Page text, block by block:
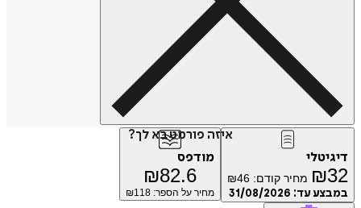
איזה פורמט בא לך?
דיגיטלי
₪32 מחיר קודם: ₪46
במבצע עד: 31/08/2026
מודפס
₪82.6
מחיר על הספר: ₪ 118